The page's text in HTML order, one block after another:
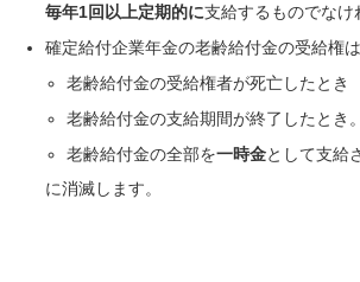
毎年1回以上定期的に支給するものでなけ
確定給付企業年金の老齢給付金の受給権は
老齢給付金の受給権者が死亡したとき
老齢給付金の支給期間が終了 したとき。
老齢給付金の全部を一時金として支給
に消滅します。